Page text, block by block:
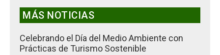
MÁS NOTICIAS
Celebrando el Día del Medio Ambiente con
Prácticas de Turismo Sostenible